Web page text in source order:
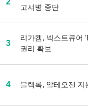
고셔병 중단
3
리가켐, 넥스트큐어
권리 확보
4 블랙록, 알테오젠 지